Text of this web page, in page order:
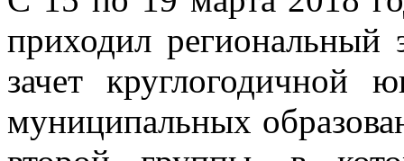
приходил региональный
зачет круглогодичной
муниципальных